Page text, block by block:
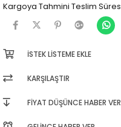
Kargoya Tahmini Teslim
İSTEK LISTEME EKLE
KARŞILAŞTIR
FIYAT DÜŞÜNCE HABER VER